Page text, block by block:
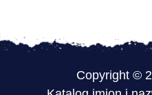
Copyright ©